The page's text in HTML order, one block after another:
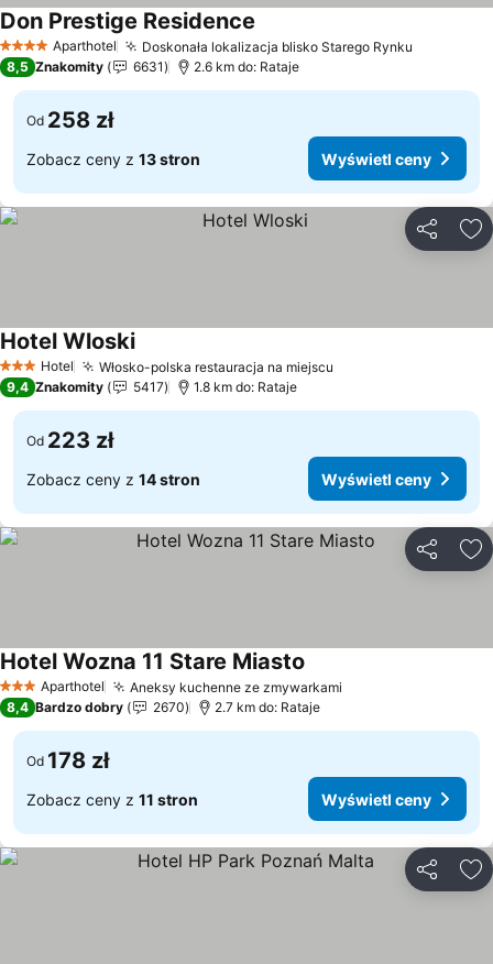
4 KategoriaAparthotel Doskonała lokalizacja blisko Starego Rynku
Don Prestige Residence
8,5 Znakomity 6631 2.6 km do: Rataje
Od 258 zł
Zobacz ceny z 13 stron Wyświetl ceny
3 Kategoria
Hotel Włosko-polska restauracja na miejscu
Hotel WloskiWyświetl ceny
9,4 Znakomity 5417 1.8 km do: Rataje
Od 223 zł
Zobacz ceny z 14 stron Wyświetl ceny
3 KategoriaAparthotel Aneksy kuchenne ze zmywarkami
Hotel Wozna 11 Stare Miasto
8,4 Bardzo dobry 2670 2.7 km do: Rataje
Od 178 zł
Zobacz ceny z 11 stron Wyświetl ceny